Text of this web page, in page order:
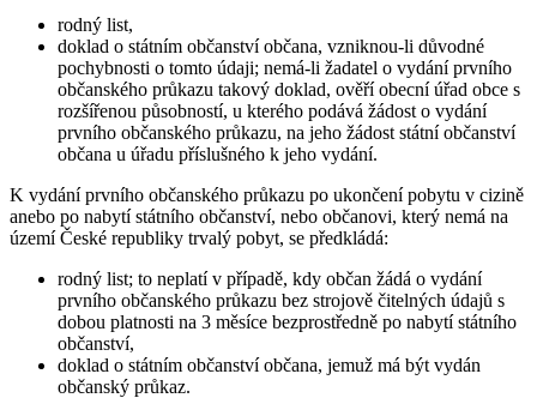
rodný list,
doklad o státním občanství občana, vzniknou-li důvodné
pochybnosti o tomto údaji; nemá-li žadatel o vydání prvního
občanského průkazu takový doklad, ověří obecní úřad obce s
rozšířenou působností, u kterého podává žádost o vydání
prvního občanského průkazu, na jeho žádost státní občanství
občana u úřadu příslušného k jeho vydání.
K vydání prvního občanského průkazu po ukončení pobytu v cizině
anebo po nabytí státního občanství, nebo občanovi, který nemá na
území České republiky trvalý pobyt, se předkládá:
rodný list; to neplatí v případě, kdy občan žádá o vydání
prvního občanského průkazu bez strojově čitelných údajů s
dobou platnosti na 3 měsíce bezprostředně po nabytí státního
občanství,
doklad o státním občanství občana, jemuž má být vydán
občanský průkaz.